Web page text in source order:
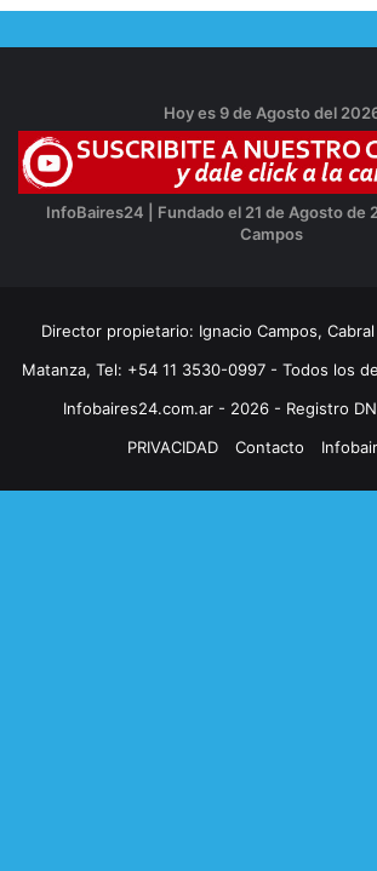
Hoy es 9 de Agosto del
InfoBaires24 | Fundado el 21 de Agosto de
Campos
Director propietario: Ignacio Campos,
Matanza, Tel: +54 11 3530-0997 - Todos los
Infobaires24.com.ar - 2026 - Registro
PRIVACIDAD
Contacto